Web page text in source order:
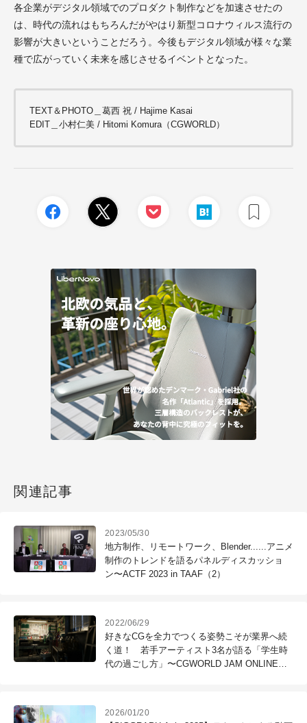
各企業がデジタル領域でのプロダクト制作などを加速させたの
は、時代の流れはもちろんだがやはり新型コロナウィルス流行の
影響が大きいということだろう。今後もデジタル領域が様々な業
種で広がっていく未来を感じさせるイベントとなった。
TEXT＆PHOTO＿葛西 祝 / Hajime Kasai
EDIT＿小村仁美 / Hitomi Komura（CGWORLD）
関連記事
2023/05/30
地方制作、リモートワーク、Blender......アニメ
制作のトレンドを語るパネルディスカッショ
ン〜ACTF 2023 in TAAF（2）
2022/06/29
好きなCGを全力でつくる姿勢こそが業界へ続
く道！ 若手アーティスト3名が語る「学生時
代の過ごし方」〜CGWORLD JAM ONLINE
2026/01/20